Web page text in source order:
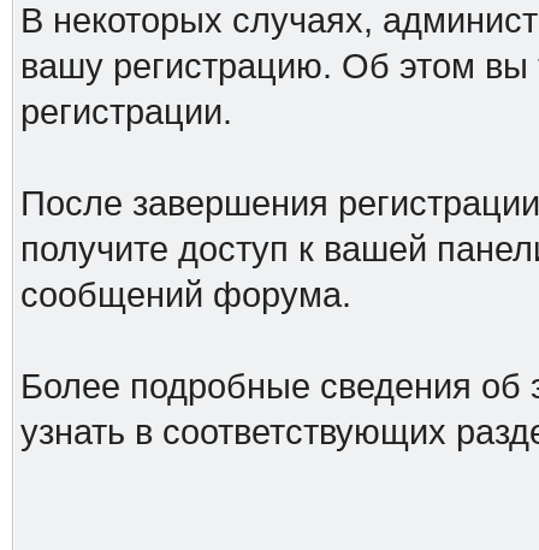
В некоторых случаях,
вашу регистрацию. Об этом
регистрации.
После завершения
получите доступ к вашей
сообщений форума.
Более подробные сведения
узнать в соответствующих